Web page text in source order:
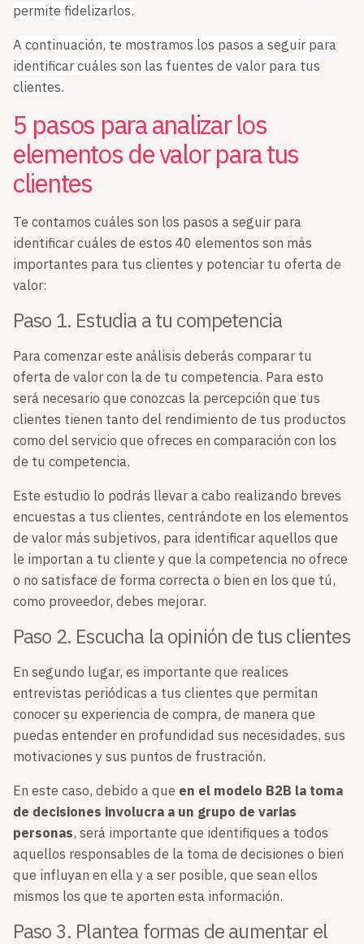
permite fidelizarlos.
A continuación, te mostramos los pasos a seguir para
identificar cuáles son las fuentes de valor para tus
clientes.
5 pasos para analizar los
elementos de valor para tus
clientes
Te contamos cuáles son los pasos a seguir para
identificar cuáles de estos 40 elementos son más
importantes para tus clientes y potenciar tu oferta de
valor:
Paso 1. Estudia a tu competencia
Para comenzar este análisis deberás comparar tu
oferta de valor con la de tu competencia. Para esto
será necesario que conozcas la percepción que tus
clientes tienen tanto del rendimiento de tus productos
como del servicio que ofreces en comparación con los
de tu competencia.
Este estudio lo podrás llevar a cabo realizando breves
encuestas a tus clientes, centrándote en los elementos
de valor más subjetivos, para identificar aquellos que
le importan a tu cliente y que la competencia no ofrece
o no satisface de forma correcta o bien en los que tú,
como proveedor, debes mejorar.
Paso 2. Escucha la opinión de tus clientes
En segundo lugar, es importante que realices
entrevistas periódicas a tus clientes que permitan
conocer su experiencia de compra, de manera que
puedas entender en profundidad sus necesidades, sus
motivaciones y sus puntos de frustración.
En este caso, debido a que en el modelo B2B la toma
de decisiones involucra a un grupo de varias
personas, será importante que identifiques a todos
aquellos responsables de la toma de decisiones o bien
que influyan en ella y a ser posible, que sean ellos
mismos los que te aporten esta información.
Paso 3. Plantea formas de aumentar el